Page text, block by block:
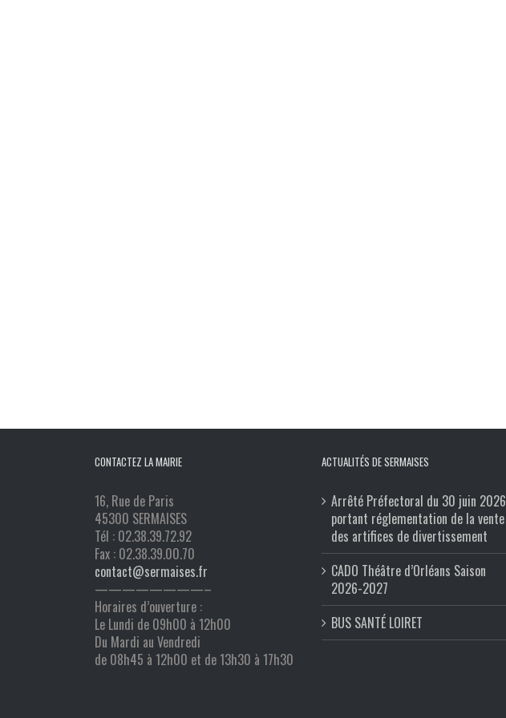
CONTACTEZ LA MAIRIE
16, Rue de Paris
45300 SERMAISES
Tél : 02.38.39.72.92
Fax : 02.38.39.00.70
contact@sermaises.fr
————————–
Horaires d’ouverture :
Le Lundi de 09h00 à 12h00
Du Mardi au Vendredi
de 08h45 à 12h00 et de 13h30 à 17h30
ACTUALITÉS DE SERMAISES
Arrêté Préfectoral du 30 juin 2026
portant réglementation de la vente
des artifices de divertissement
CADO Théâtre d’Orléans Saison
2026-2027
BUS SANTÉ LOIRET